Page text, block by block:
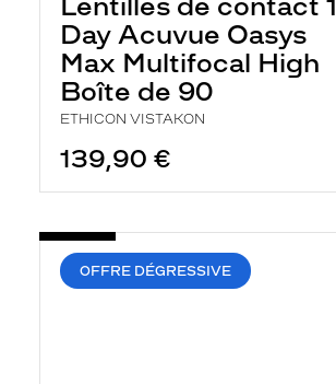
Lentilles de contact 1
Day Acuvue Oasys
Max Multifocal High
Boîte de 90
ETHICON VISTAKON
139,90 €
OFFRE DÉGRESSIVE